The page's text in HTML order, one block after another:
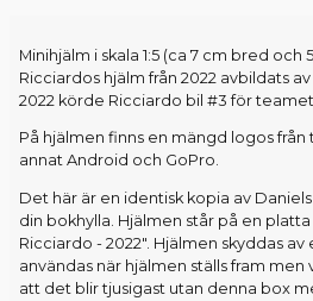
Minihjälm i skala 1:5 (ca 7 cm bred och
Ricciardos hjälm från 2022 avbildats
2022 körde Ricciardo bil #3 för teamet
På hjälmen finns en mängd logos
annat Android och GoPro.
Det här är en identisk kopia av
din bokhylla. Hjälmen står på en
Ricciardo - 2022". Hjälmen skyddas
användas när hjälmen ställs fram men
att det blir tjusigast utan denna box